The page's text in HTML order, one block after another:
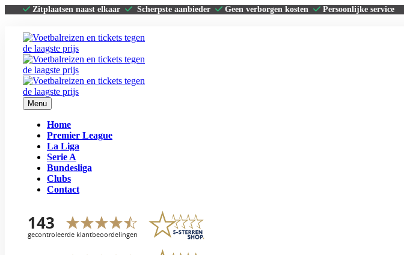
Zitplaatsen naast elkaar Scherpste aanbieder Geen verborgen kosten Persoonlijke service
Menu
Home
Premier League
La Liga
Serie A
Bundesliga
Clubs
Contact